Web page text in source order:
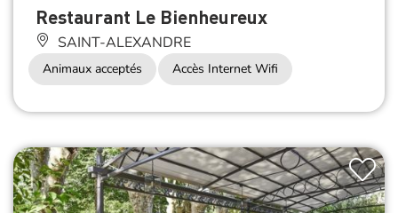
Restaurant Le Bienheureux
SAINT-ALEXANDRE
Animaux acceptés Accès Internet Wifi